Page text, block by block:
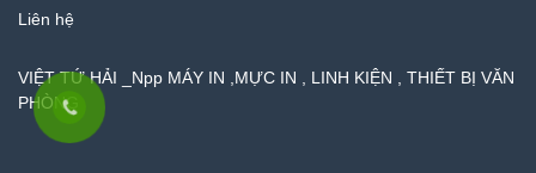
Liên hệ
VIỆT TỨ HẢI _Npp MÁY IN ,MỰC IN , LINH KIỆN , THIẾT BỊ VĂN
PHÒNG